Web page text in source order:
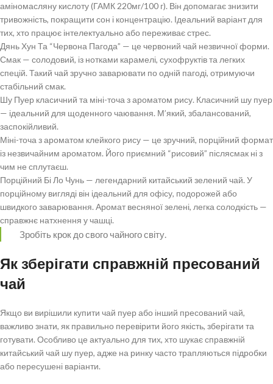
аміномасляну кислоту (ГАМК 220мг/100 г). Він допомагає знизити
тривожність, покращити сон і концентрацію. Ідеальний варіант для
тих, хто працює інтелектуально або переживає стрес.
Дянь Хун Та “Червона Пагода” — це червоний чай незвичної форми.
Смак — солодовий, із нотками карамелі, сухофруктів та легких
спецій. Такий чай зручно заварювати по одній пагоді, отримуючи
стабільний смак.
Шу Пуер класичний та міні-точа з ароматом рису. Класичний шу пуер
— ідеальний для щоденного чаювання. М’який, збалансований,
заспокійливий.
Міні-точа з ароматом клейкого рису — це зручний, порційний формат
із незвичайним ароматом. Його приємний “рисовий” післясмак ні з
чим не сплутаєш.
Порційний Бі Ло Чунь — легендарний китайський зелений чай. У
порційному вигляді він ідеальний для офісу, подорожей або
швидкого заварювання. Аромат весняної зелені, легка солодкість —
справжнє натхнення у чашці.
Зробіть крок до свого чайного світу.
Як зберігати справжній пресований
чай
Якщо ви вирішили купити чай пуер або інший пресований чай,
важливо знати, як правильно перевірити його якість, зберігати та
готувати. Особливо це актуально для тих, хто шукає справжній
китайський чай шу пуер, адже на ринку часто трапляються підробки
або пересушені варіанти.